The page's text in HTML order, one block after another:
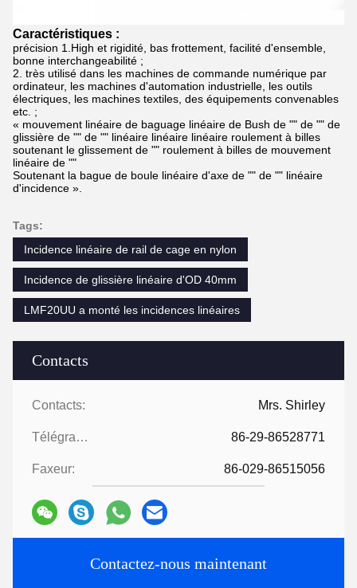
Contacts
Contacts: Mrs. Shirley
Télégramme: 86-29-86528771
Faxeur: 86-029-86515056
Contactez-nous maintenant
Caractéristiques :
précision 1.High et rigidité, bas frottement, facilité d'ensemble,
bonne interchangeabilité ;
2. très utilisé dans les machines de commande numérique par
ordinateur, les machines d'automation industrielle, les outils
électriques, les machines textiles, des équipements convenables
etc. ;
« mouvement linéaire de baguage linéaire de Bush de "" de "" de
glissière de "" de "" linéaire linéaire linéaire roulement à billes
soutenant le glissement de "" roulement à billes de mouvement
linéaire de ""
Soutenant la bague de boule linéaire d'axe de "" de "" linéaire
d'incidence ».
Tags:
Incidence linéaire de rail de cage en nylon
Incidence de glissière linéaire d'OD 40mm
LMF20UU a monté les incidences linéaires